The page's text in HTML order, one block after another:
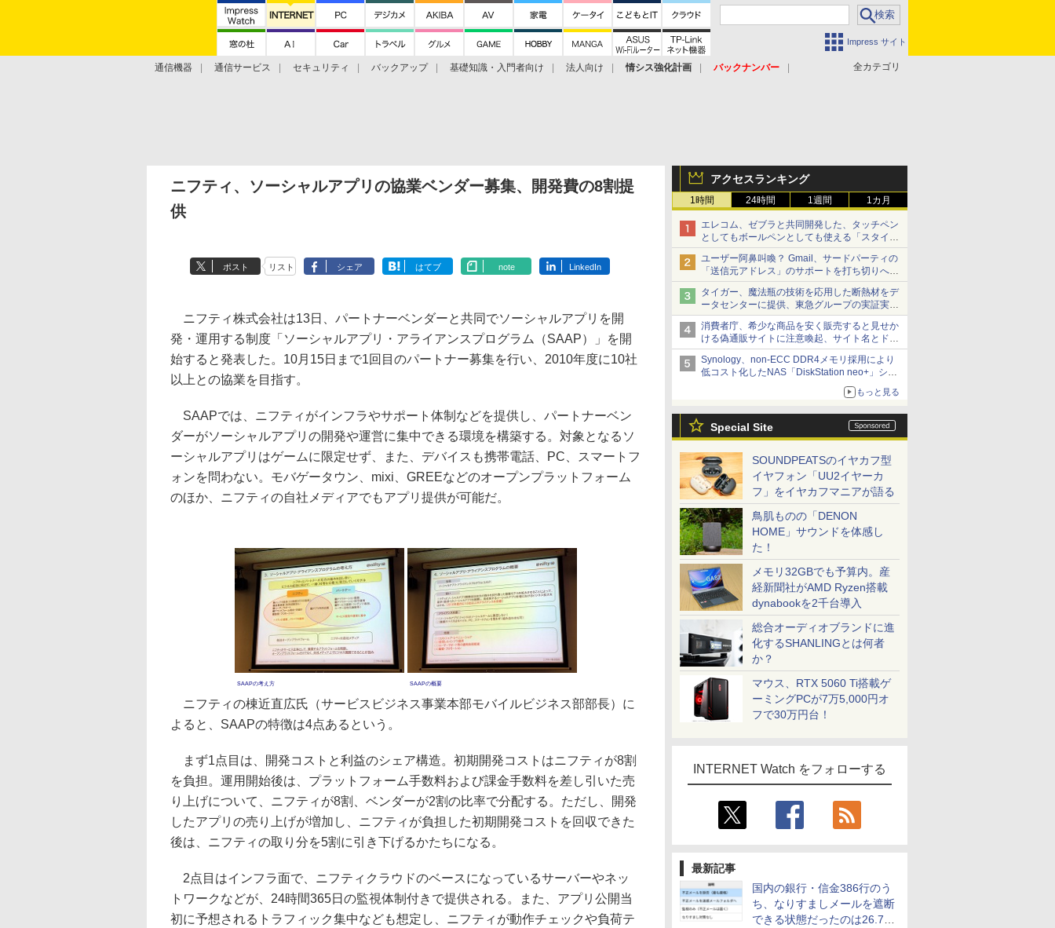
Impress サイト
全カテゴリ
通信機器 通信サービス セキュリティ バックアップ 基礎知識・入門者向け 法人向け 情シス強化計画
バックナンバー
アクセスランキング
1時間 24時間 1週間 1カ月
エレコム、ゼブラと共同開発した、タッチペン
としてもボールペンとしても使える「スタイラ
スツーウェイ」発売 iPadにも紙にも、持ち替
えずに書き込める
ユーザー阿鼻叫喚？ Gmail、サードパーティの
「送信元アドレス」のサポートを打ち切りへ
【やじうまWatch】
タイガー、魔法瓶の技術を応用した断熱材をデ
ータセンターに提供、東急グループの実証実験
で 「ステンレス密封真空断熱パネル TIVIP」
消費者庁、希少な商品を安く販売すると見せか
ける偽通販サイトに注意喚起、サイト名とドメ
イン名を公表
Synology、non-ECC DDR4メモリ採用により
低コスト化したNAS「DiskStation neo+」シリ
ーズ 予算を抑えて導入でき、ECCメモリへの
もっと見る
Special Site
SOUNDPEATSのイヤカフ型
イヤフォン「UU2イヤーカ
フ」をイヤカフマニアが語る
鳥肌ものの「DENON
HOME」サウンドを体感し
た！
メモリ32GBでも予算内。産
経新聞社がAMD Ryzen搭載
dynabookを2千台導入
総合オーディオブランドに進
化するSHANLINGとは何者
か？
マウス、RTX 5060 Ti搭載ゲ
ーミングPCが7万5,000円オ
フで30万円台！
INTERNET Watch をフォローする
最新記事
国内の銀行・信金386行のう
ち、なりすましメールを遮断
できる状態だったのは26.7％
ニフティ、ソーシャルアプリの協業ベンダー募集、開発費の8割提
供
ポスト リスト シェア はてブ note LinkedIn
ニフティ株式会社は13日、パートナーベンダーと共同でソーシャルアプリを開
発・運用する制度「ソーシャルアプリ・アライアンスプログラム（SAAP）」を開
始すると発表した。10月15日まで1回目のパートナー募集を行い、2010年度に10社
以上との協業を目指す。
SAAPでは、ニフティがインフラやサポート体制などを提供し、パートナーベン
ダーがソーシャルアプリの開発や運営に集中できる環境を構築する。対象となるソ
ーシャルアプリはゲームに限定せず、また、デバイスも携帯電話、PC、スマートフ
ォンを問わない。モバゲータウン、mixi、GREEなどのオープンプラットフォーム
のほか、ニフティの自社メディアでもアプリ提供が可能だ。
SAAPの考え方 SAAPの概要
ニフティの棟近直広氏（サービスビジネス事業本部モバイルビジネス部部長）に
よると、SAAPの特徴は4点あるという。
まず1点目は、開発コストと利益のシェア構造。初期開発コストはニフティが8割
を負担。運用開始後は、プラットフォーム手数料および課金手数料を差し引いた売
り上げについて、ニフティが8割、ベンダーが2割の比率で分配する。ただし、開発
したアプリの売り上げが増加し、ニフティが負担した初期開発コストを回収できた
後は、ニフティの取り分を5割に引き下げるかたちになる。
2点目はインフラ面で、ニフティクラウドのベースになっているサーバーやネッ
トワークなどが、24時間365日の監視体制付きで提供される。また、アプリ公開当
初に予想されるトラフィック集中なども想定し、ニフティが動作チェックや負荷テ